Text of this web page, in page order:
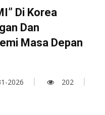
Di Korea
Dan
Masa Depan
2026
202